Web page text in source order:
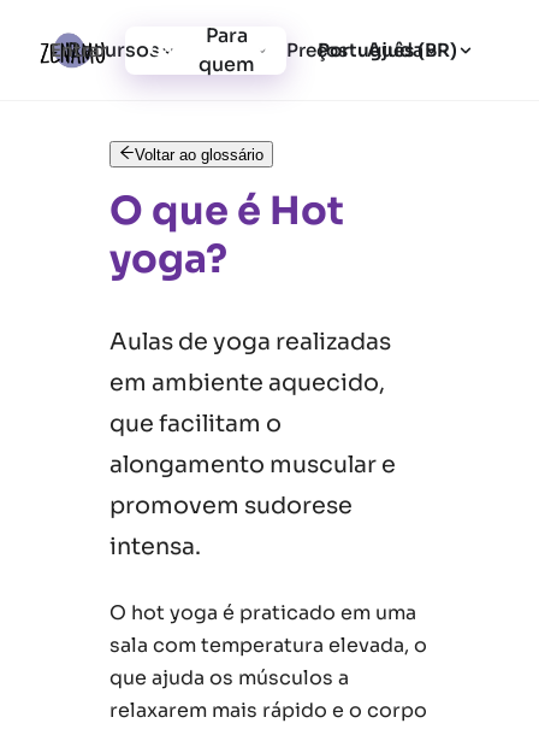
Recursos
Para
quem
Preços Ajuda
Entrar Cadastrar-se Português (BR)
Voltar ao glossário
O que é Hot
yoga?
Aulas de yoga realizadas
em ambiente aquecido,
que facilitam o
alongamento muscular e
promovem sudorese
intensa.
O hot yoga é praticado em uma
sala com temperatura elevada, o
que ajuda os músculos a
relaxarem mais rápido e o corpo